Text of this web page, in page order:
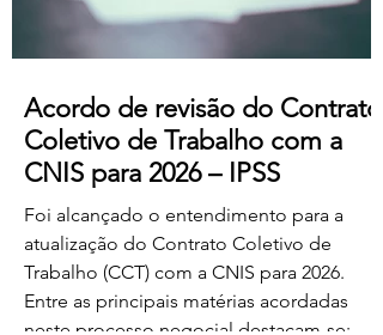
Acordo de revisão do Contrato
Coletivo de Trabalho com a
CNIS para 2026 – IPSS
Foi alcançado o entendimento para a
atualização do Contrato Coletivo de
Trabalho (CCT) com a CNIS para 2026.
Entre as principais matérias acordadas
neste processo negocial destacam-se: